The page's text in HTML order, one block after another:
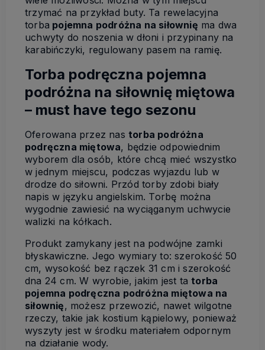
trzymać na przykład buty. Ta rewelacyjna
torba pojemna podróżna na siłownię ma dwa
uchwyty do noszenia w dłoni i przypinany na
karabińczyki, regulowany pasem na ramię.
Torba podręczna pojemna
podróżna na siłownię miętowa
– must have tego sezonu
Oferowana przez nas torba podróżna
podręczna miętowa, będzie odpowiednim
wyborem dla osób, które chcą mieć wszystko
w jednym miejscu, podczas wyjazdu lub w
drodze do siłowni. Przód torby zdobi biały
napis w języku angielskim. Torbę można
wygodnie zawiesić na wyciąganym uchwycie
walizki na kółkach.
Produkt zamykany jest na podwójne zamki
błyskawiczne. Jego wymiary to: szerokość 50
cm, wysokość bez rączek 31 cm i szerokość
dna 24 cm. W wyrobie, jakim jest tatorba
pojemna podręczna podróżna miętowa na
siłownię, możesz przewozić, nawet wilgotne
rzeczy, takie jak kostium kąpielowy, ponieważ
wyszyty jest w środku materiałem odpornym
na działanie wody.